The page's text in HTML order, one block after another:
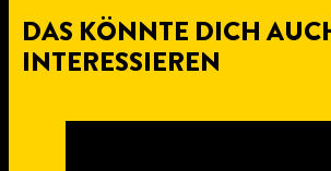
DAS KÖNNTE DICH
INTERESSIEREN